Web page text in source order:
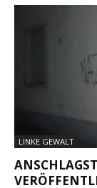
LINKE GEWALT